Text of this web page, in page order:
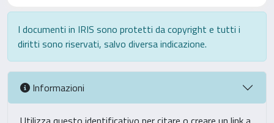
I documenti in IRIS sono protetti da copyright e tutti i
diritti sono riservati, salvo diversa indicazione.
Informazioni